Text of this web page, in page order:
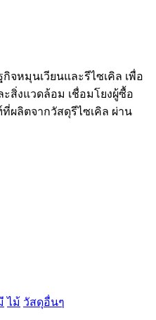
จหมุนเวียนและรีไซเคิล เพื่อ
ะสิ่งแวดล้อม เชื่อมโยงผู้ซื้อ
ผลิตจากวัสดุรีไซเคิล ผ่าน
ไม้ วัสดุอื่นๆ